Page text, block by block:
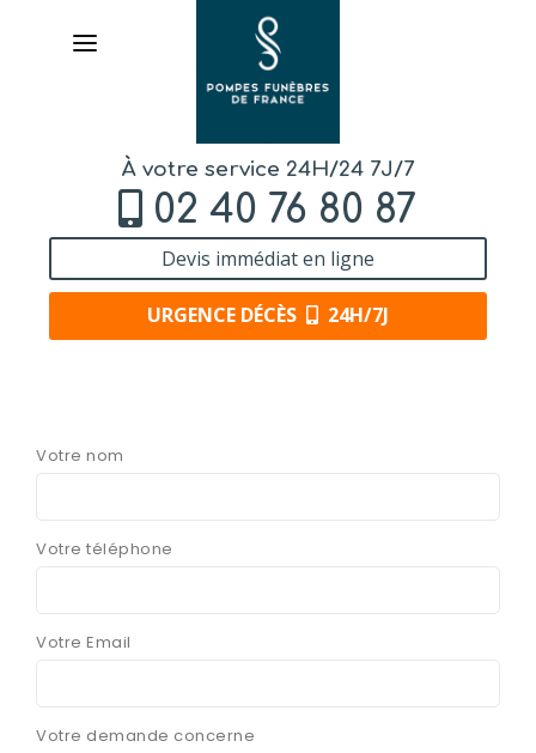
À votre service 24H/24 7J/7
02 40 76 80 87
Devis immédiat en ligne
URGENCE DÉCÈS 24H/7J
DES OBSÈQUES
CATALOGUE
SERVICES
Votre nom
Votre téléphone
Votre Email
Votre demande concerne